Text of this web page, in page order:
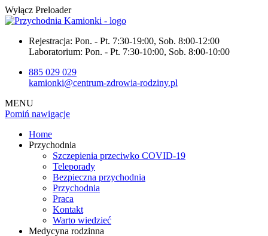
Wyłącz Preloader
Rejestracja: Pon. - Pt. 7:30-19:00, Sob. 8:00-12:00
Laboratorium: Pon. - Pt. 7:30-10:00, Sob. 8:00-10:00
885 029 029
kamionki@centrum-zdrowia-rodziny.pl
MENU
Pomiń nawigacje
Home
Przychodnia
Szczepienia przeciwko COVID-19
Teleporady
Bezpieczna przychodnia
Przychodnia
Praca
Kontakt
Warto wiedzieć
Medycyna rodzinna